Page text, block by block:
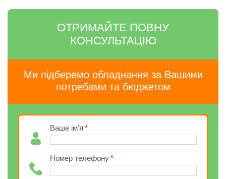
ОТРИМАЙТЕ ПОВНУ
КОНСУЛЬТАЦІЮ
Ми підберемо обладнання за Вашими
потребами та бюджетом
Ваше ім’я
Номер телефону